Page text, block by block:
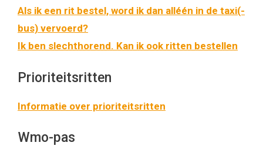
Als ik een rit bestel, word ik dan alléén in de taxi(-
bus) vervoerd?
Ik ben slechthorend. Kan ik ook ritten bestellen
Prioriteitsritten
Informatie over prioriteitsritten
Wmo-pas